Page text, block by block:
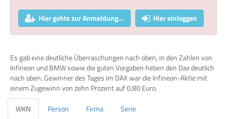
Hier gehts zur Anmeldung... Hier einloggen
Es gab eine deutliche Überraschungen nach oben, in den Zahlen von
Infineon und BMW sowie die guten Vorgaben heben den Dax deutlich
nach oben. Gewinner des Tages im DAX war die Infineon-Aktie mit
einem Zugewinn von zehn Prozent auf 0,80 Euro.
WKN
Person Firma Serie